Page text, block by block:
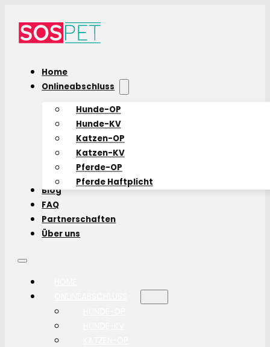
Home
Onlineabschluss
Hunde-OP
Hunde-KV
Katzen-OP
Katzen-KV
Pferde-OP
Pferde Haftplicht
Blog
FAQ
Partnerschaften
Über uns